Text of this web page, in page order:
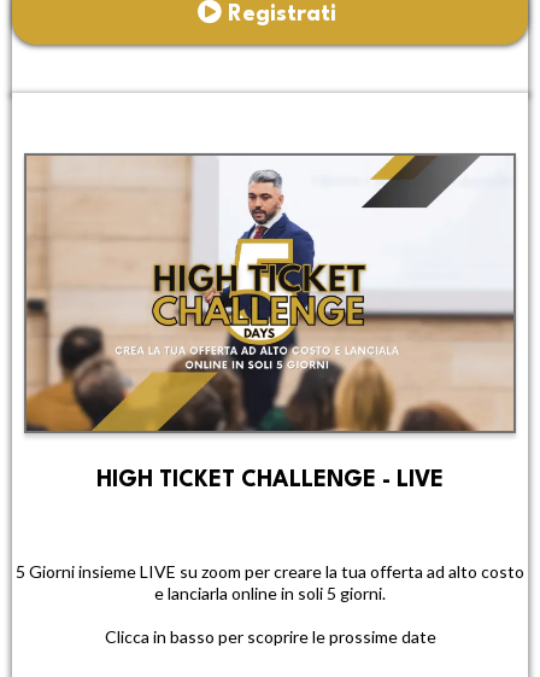
Registrati
HIGH TICKET CHALLENGE - LIVE
5 Giorni insieme LIVE su zoom per creare la tua offerta ad alto costo
e lanciarla online in soli 5 giorni.
Clicca in basso per scoprire le prossime date